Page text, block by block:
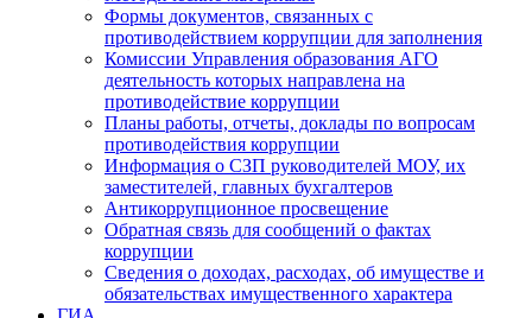
Формы документов, связанных с
противодействием коррупции для заполнения
Комиссии Управления образования АГО
деятельность которых направлена на
противодействие коррупции
Планы работы, отчеты, доклады по вопросам
противодействия коррупции
Информация о СЗП руководителей МОУ, их
заместителей, главных бухгалтеров
Антикоррупционное просвещение
Обратная связь для сообщений о фактах
коррупции
Сведения о доходах, расходах, об имуществе и
обязательствах имущественного характера